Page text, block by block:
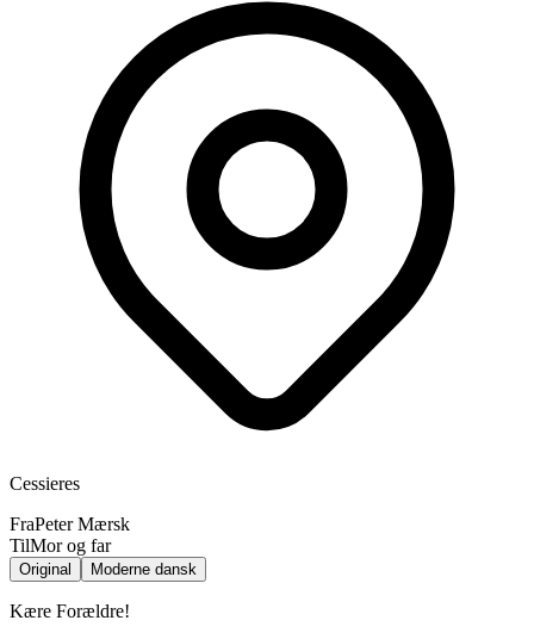
Cessieres
FraPeter Mærsk
TilMor og far
Original Moderne dansk
Kære Forældre!